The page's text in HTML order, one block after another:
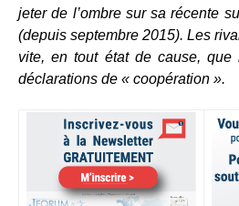
jeter de l’ombre sur sa récente
(depuis septembre 2015). Les
vite, en tout état de cause, que
déclarations de « coopération ».